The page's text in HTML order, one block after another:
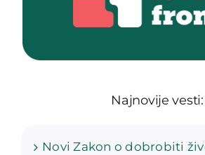
Najnovije vesti:
Novi Zakon o dobrobiti